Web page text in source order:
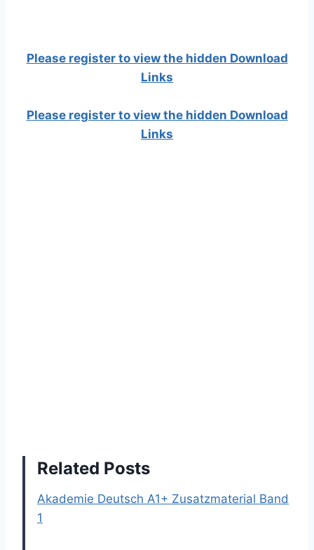
Please register to view the hidden Download
Links
Please register to view the hidden Download
Links
Related Posts
Akademie Deutsch A1+ Zusatzmaterial Band
1